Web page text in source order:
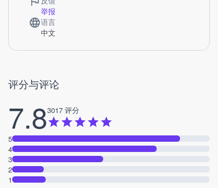
举报
语言
中文
评分与评论
7.83017 评分
5
4
3
2
1